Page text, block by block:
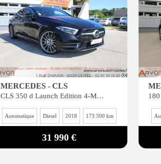
MERCEDES - CLS
CLS 350 d Launch Edition 4-Matic
Automatique Diesel 2018 173 500 km
31 990 €